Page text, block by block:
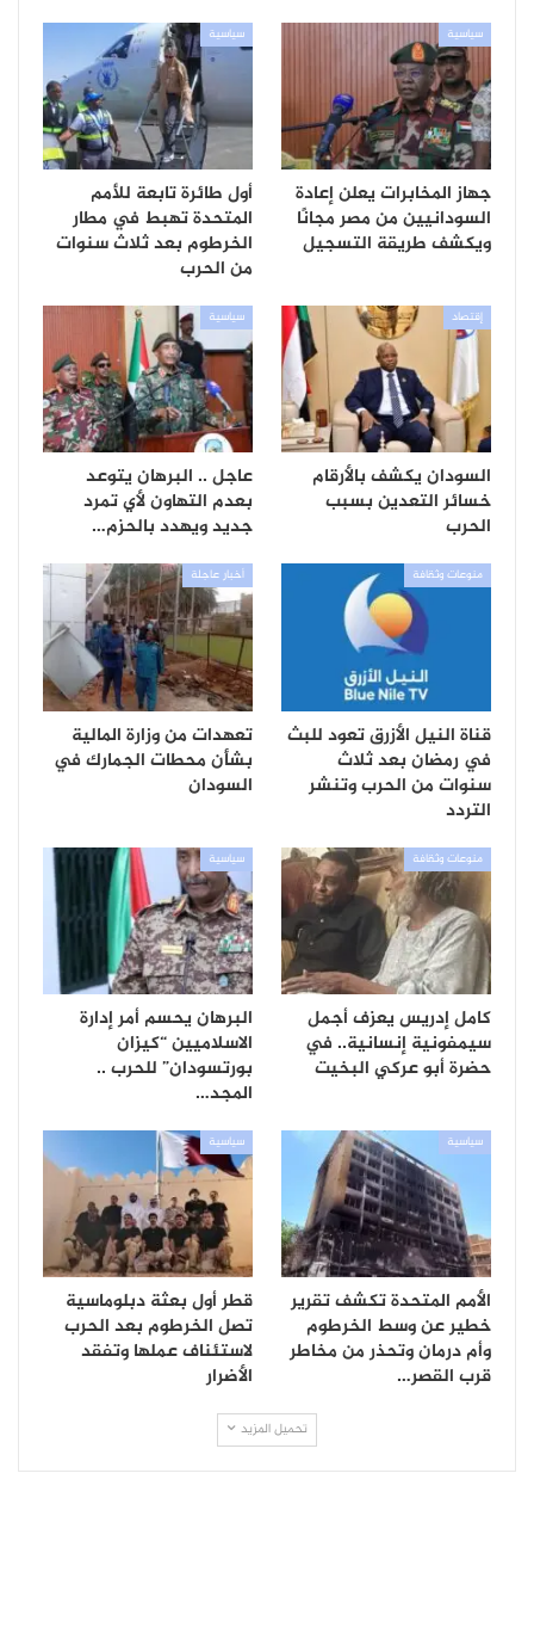
سياسية
جهاز المخابرات يعلن إعادة
السودانيين من مصر مجانًا
ويكشف طريقة التسجيل
سياسية
أول طائرة تابعة للأمم
المتحدة تهبط في مطار
الخرطوم بعد ثلاث سنوات
من الحرب
إقتصاد
السودان يكشف بالأرقام
خسائر التعدين بسبب
الحرب
سياسية
عاجل .. البرهان يتوعد
بعدم التهاون لأي تمرد
جديد ويهدد بالحزم…
منوعات وثقافة
قناة النيل الأزرق تعود للبث
في رمضان بعد ثلاث
سنوات من الحرب وتنشر
التردد
أخبار عاجلة
تعهدات من وزارة المالية
بشأن محطات الجمارك في
السودان
منوعات وثقافة
كامل إدريس يعزف أجمل
سيمفونية إنسانية.. في
حضرة أبو عركي البخيت
سياسية
البرهان يحسم أمر إدارة
الاسلاميين “كيزان
بورتسودان” للحرب ..
المجد…
سياسية
الأمم المتحدة تكشف تقرير
خطير عن وسط الخرطوم
وأم درمان وتحذر من مخاطر
قرب القصر…
سياسية
قطر أول بعثة دبلوماسية
تصل الخرطوم بعد الحرب
لاستئناف عملها وتفقد
الأضرار
تحميل المزيد